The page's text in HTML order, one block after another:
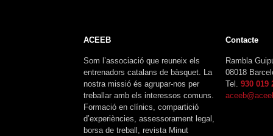
ACEEB
Som l’associació que reuneix els
entrenadors catalans de bàsquet. La
nostra missió és agrupar-nos per
treballar amb els interessos comuns.
Formació en clínics, compartició
d’experiències, assessorament legal,
borsa de treball, revista Minut
Contacte
Rambla
08018
Tel.930 019